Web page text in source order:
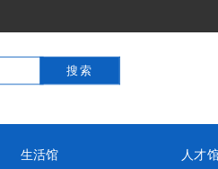
生活馆 人才